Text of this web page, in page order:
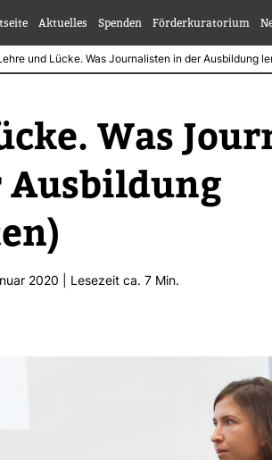
Aktuelles Spenden Förderkuratorium
und Lücke. Was Journalisten in der Ausbildung
Was
2020 | Lese­zeit ca. 7 Min.